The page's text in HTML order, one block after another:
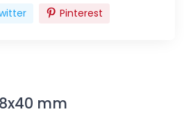
Pinterest
mm